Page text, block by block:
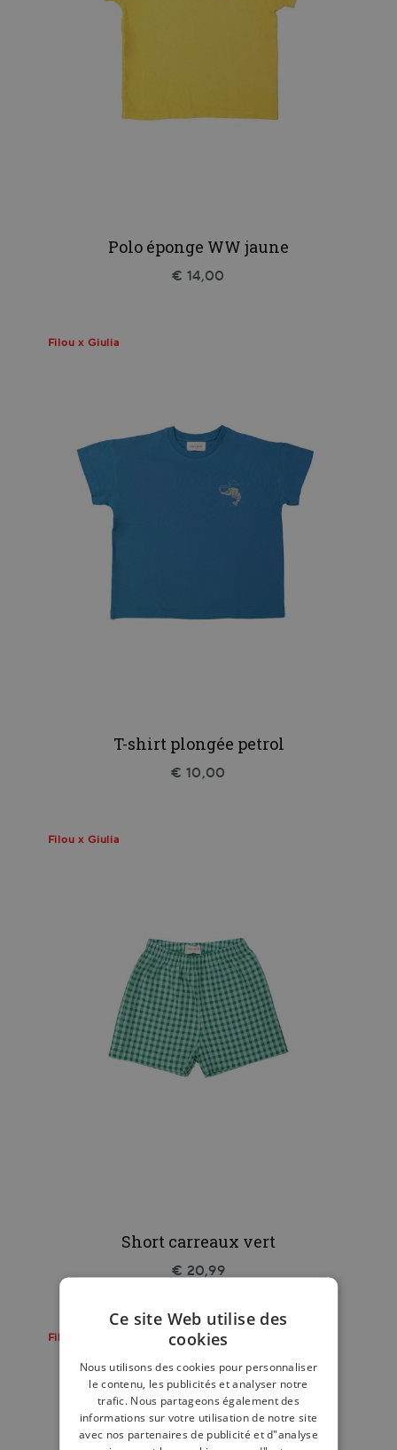
Polo éponge WW jaune
€ 14,00
Filou x Giulia
T-shirt plongée petrol
€ 10,00
Filou x Giulia
Short carreaux vert
€ 20,99
Filou x Giulia
Ce site Web utilise des
cookies
Nous utilisons des cookies pour personnaliser
le contenu, les publicités et analyser notre
trafic. Nous partageons également des
informations sur votre utilisation de notre site
avec nos partenaires de publicité et d"analyse